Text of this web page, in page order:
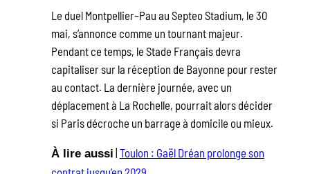
Le duel Montpellier–Pau au Septeo Stadium, le 30
mai, s’annonce comme un tournant majeur.
Pendant ce temps, le Stade Français devra
capitaliser sur la réception de Bayonne pour rester
au contact. La dernière journée, avec un
déplacement à La Rochelle, pourrait alors décider
si Paris décroche un barrage à domicile ou mieux.
À lire aussi Toulon : Gaël Dréan prolonge son